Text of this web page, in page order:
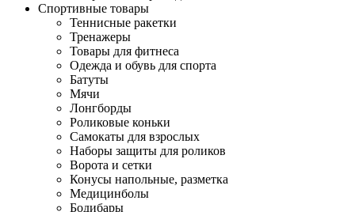
Спортивные товары
Теннисные ракетки
Тренажеры
Товары для фитнеса
Одежда и обувь для спорта
Батуты
Мячи
Лонгборды
Роликовые коньки
Самокаты для взрослых
Наборы защиты для роликов
Ворота и сетки
Конусы напольные, разметка
Медицинболы
Бодибары